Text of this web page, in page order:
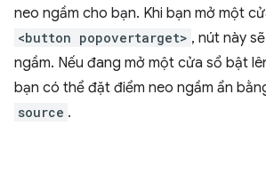
neo ngầm cho bạn. Khi bạn mở một
<button popovertarget> , nút này
ngầm. Nếu đang mở một cửa sổ bật
bạn có thể đặt điểm neo ngầm ẩn
source .